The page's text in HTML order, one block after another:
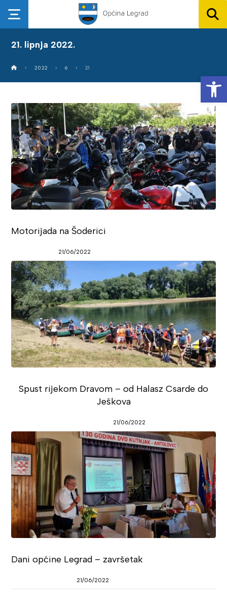
21. lipnja 2022.
2022 6 21
Motorijada na Šoderici
21/06/2022
Spust rijekom Dravom – od Halasz Csarde do
Ješkova
21/06/2022
Dani općine Legrad – završetak
21/06/2022